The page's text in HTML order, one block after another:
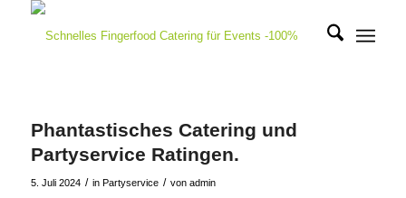
Phantastisches Catering und
Partyservice Ratingen.
5. Juli 2024 / in Partyservice / von admin